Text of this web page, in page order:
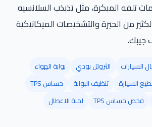
تلفه المبكرة، مثل تذبذب السلانسيه
من الحيرة والتشخيصات الميكانيكية
جيبك.
السيارات الثروتل بودي
بوابة الهواء
السيارة تنظيف البوابة
حساس TPS
فحص حساس TPS
لمبة الاعطال